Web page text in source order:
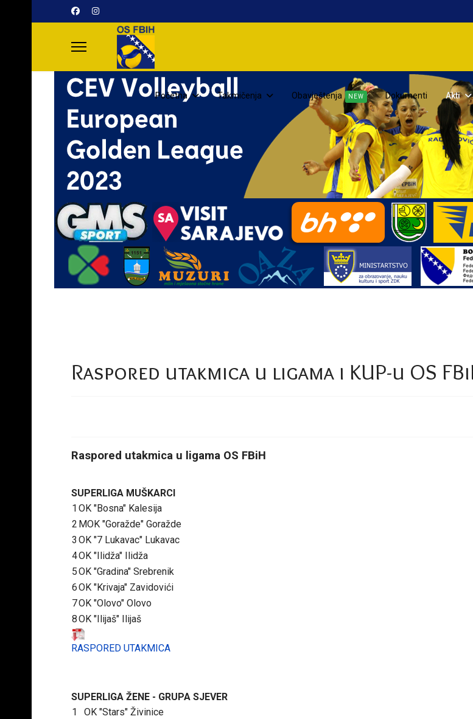
Početna Takmičenja Obavještenja NEW Dokumenti Akti
Raspored utakmica u ligama i KUP-u OS
Raspored utakmica u ligama OS FBiH
SUPERLIGA MUŠKARCI
1 OK "Bosna" Kalesija
2 MOK "Goražde" Goražde
3 OK "7 Lukavac" Lukavac
4OK "Ilidža" Ilidža
5OK "Gradina" Srebrenik
6OK "Krivaja" Zavidovići
7OK "Olovo" Olovo
8OK "Ilijaš" Ilijaš
RASPORED UTAKMICA
SUPERLIGA ŽENE - GRUPA SJEVER
1
OK "Stars" Živinice